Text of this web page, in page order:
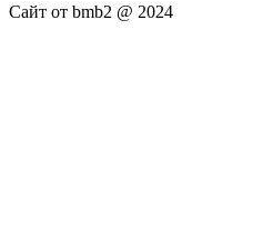
Сайт от bmb2 @ 2024